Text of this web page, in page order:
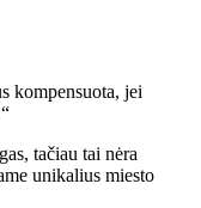
kompensuota, jei
tačiau tai nėra
unikalius miesto